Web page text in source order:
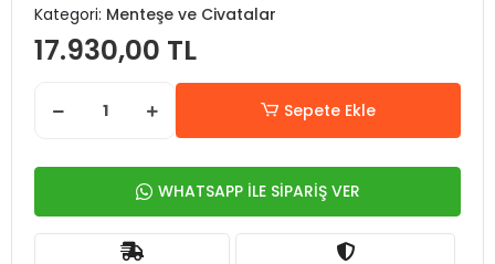
Kategori: Menteşe ve Civatalar
17.930,00 TL
Sepete Ekle
WHATSAPP İLE SİPARİŞ VER